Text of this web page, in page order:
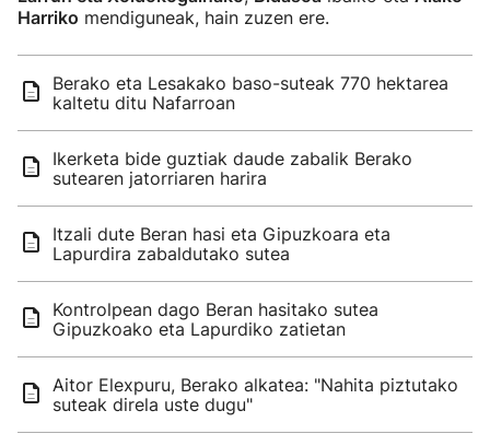
Harriko mendiguneak, hain zuzen ere.
Berako eta Lesakako baso-suteak 770 hektarea
kaltetu ditu Nafarroan
Ikerketa bide guztiak daude zabalik Berako
sutearen jatorriaren harira
Itzali dute Beran hasi eta Gipuzkoara eta
Lapurdira zabaldutako sutea
Kontrolpean dago Beran hasitako sutea
Gipuzkoako eta Lapurdiko zatietan
Aitor Elexpuru, Berako alkatea: "Nahita piztutako
suteak direla uste dugu"